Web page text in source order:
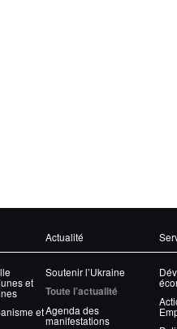
et
et
Actualité
Soutenir l’Ukraine
Toute l’actualité
Agenda des
manifestations